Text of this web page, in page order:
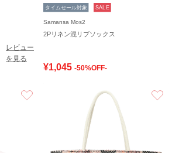
レビュー
を見る
タイムセール対象 SALE
Samansa Mos2
2Pリネン混リブソックス
¥1,045 -50%OFF-